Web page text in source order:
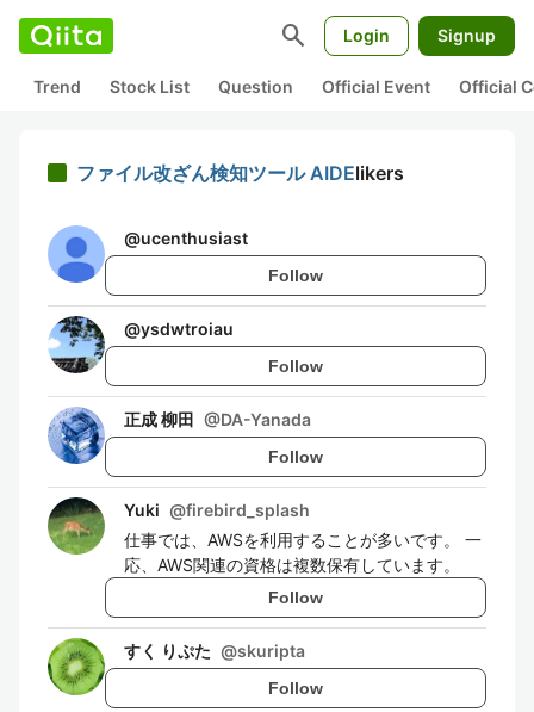
search Login Signup
Trend Stock List Question Official Event Official
ファイル改ざん検知ツール AIDElikers
@ucenthusiast
Follow
@ysdwtroiau
Follow
正成 柳田 @DA-Yanada
Follow
Yuki @firebird_splash
仕事では、AWSを利用することが多いです。 一
応、AWS関連の資格は複数保有しています。
Follow
すく りぷた @skuripta
Follow